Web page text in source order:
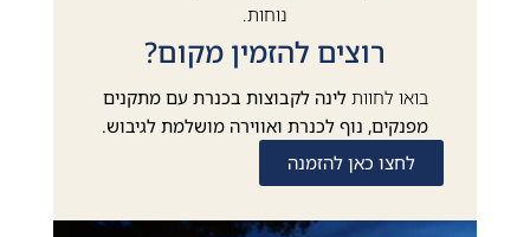
נוחות.
רוצים להזמין מקום?
בואו לחוותלינה לקבוצות בכנרת עם מתקנים
מפנקים, נוף לכנרת ואווירה מושלמת לגיבוש.
לחצו כאן להזמנה